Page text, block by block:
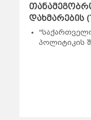
დახმარების
პოლიტიკის